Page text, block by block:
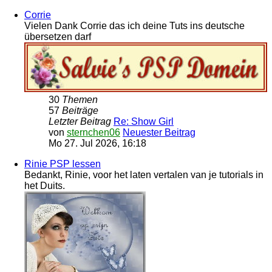
Corrie
Vielen Dank Corrie das ich deine Tuts ins deutsche
übersetzen darf
30 Themen
57 Beiträge
Letzter Beitrag Re: Show Girl
von sternchen06 Neuester Beitrag
Mo 27. Jul 2026, 16:18
Rinie PSP lessen
Bedankt, Rinie, voor het laten vertalen van je tutorials in
het Duits.